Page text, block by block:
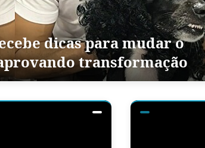
dicas para mudar o
transformação